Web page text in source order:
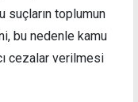
suçların toplumun
bu nedenle kamu
cezalar verilmesi